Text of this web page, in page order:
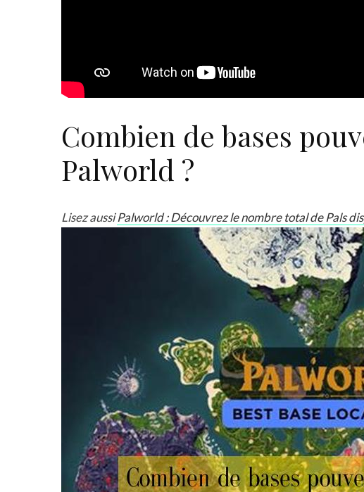
Combien de bases
Palworld ?
Lisez aussiPalworld : Découvrez le nombre total de Pals